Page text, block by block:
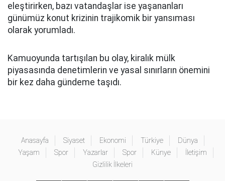
eleştirirken, bazı vatandaşlar ise yaşananları
günümüz konut krizinin trajikomik bir yansıması
olarak yorumladı.
Kamuoyunda tartışılan bu olay, kiralık mülk
piyasasında denetimlerin ve yasal sınırların önemini
bir kez daha gündeme taşıdı.
Anasayfa Siyaset Ekonomi Türkiye
Dünya
Yaşam
Spor Yazarlar Spor Künye
İletişim
Gizlilik İlkeleri